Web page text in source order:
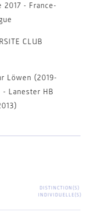
2017 - France-
CLUB
Löwen (2019-
- Lanester HB
DISTINCTION(S)
INDIVIDUELLE(S)